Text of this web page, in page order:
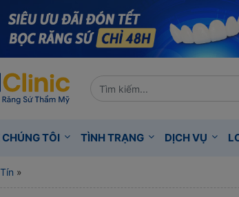
CHÚNG TÔI TÌNH TRẠNG DỊCH VỤ
»